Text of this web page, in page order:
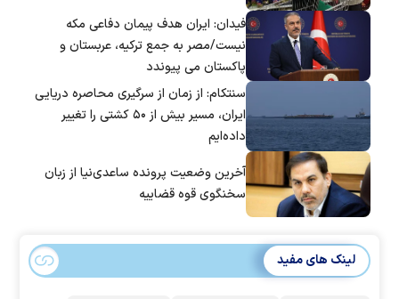
فیدان: ایران هدف پیمان دفاعی مکه
نیست/مصر به جمع ترکیه، عربستان و
پاکستان می پیوندد
سنتکام: از زمان از سرگیری محاصره دریایی
ایران، مسیر بیش از ۵۰ کشتی را تغییر
داده‌ایم
آخرین وضعیت پرونده ساعدی‌نیا از زبان
سخنگوی قوه قضاییه
لینک های مفید